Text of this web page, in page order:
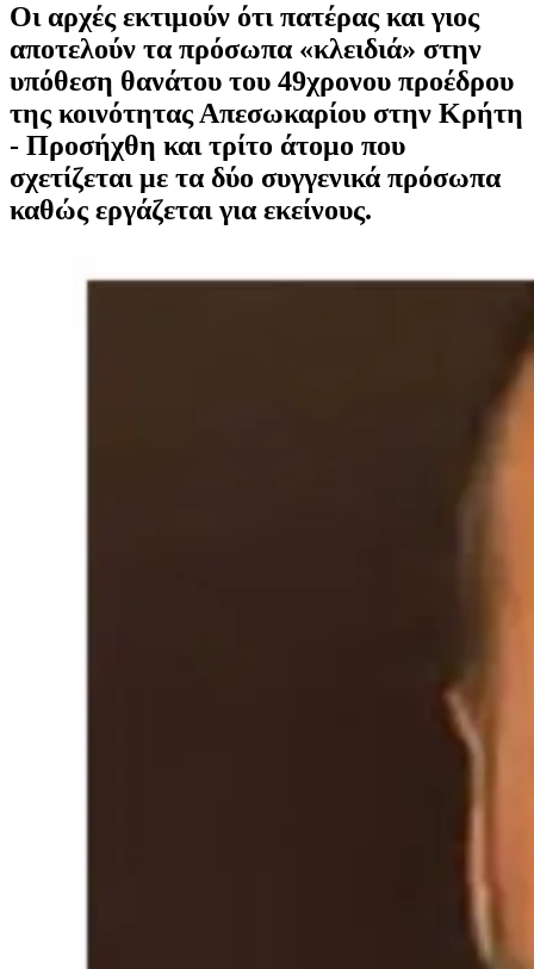
Οι αρχές εκτιμούν ότι πατέρας και γιος
αποτελούν τα πρόσωπα «κλειδιά» στην
υπόθεση θανάτου του 49χρονου προέδρου
της κοινότητας Απεσωκαρίου στην Κρήτη
- Προσήχθη και τρίτο άτομο που
σχετίζεται με τα δύο συγγενικά πρόσωπα
καθώς εργάζεται για εκείνους.